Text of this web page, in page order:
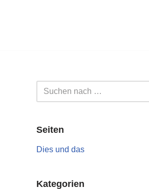
Seiten
Dies und das
Kategorien